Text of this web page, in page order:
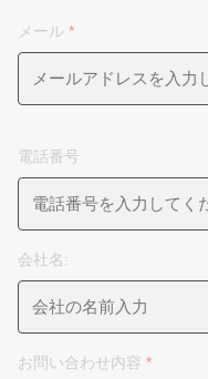
メール *
電話番号
会社名:
お問い合わせ内容 *